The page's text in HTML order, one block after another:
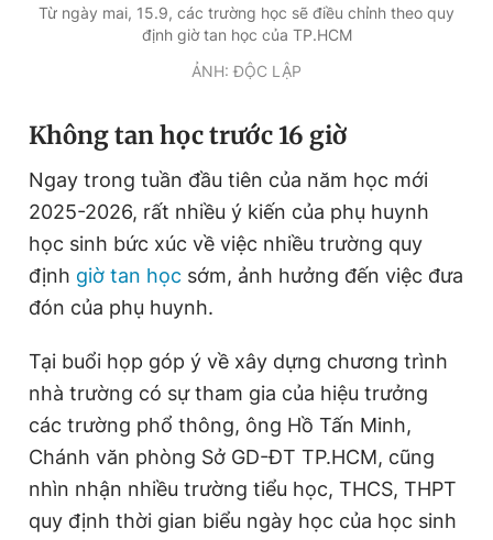
Theo dõi báo trên
Liên hệ quảng cáo
Tổng biên tập: Nguyễn Ngọc Toàn
Phó tổng biên tập thường trực: Hải Thành
Phó tổng biên tập: Lâm Hiếu Dũng
Phó tổng biên tập: Trần Việt Hưng
Tổng thư ký tòa soạn: Đức Trung
Giấy phép xuất bản số 110/GP - BTTTT cấp ngày 24.3.2020
chép dưới mọi hình thức nếu không có sự chấp thuận bằng văn
bản. Phát triển bởi ePi Technologies, JSC.
Từ ngày mai, 15.9, các trường học sẽ điều chỉnh theo quy
định giờ tan học của TP.HCM
ẢNH: ĐỘC LẬP
Không tan học trước 16 giờ
Ngay trong tuần đầu tiên của năm học mới
2025-2026, rất nhiều ý kiến của phụ huynh
học sinh bức xúc về việc nhiều trường quy
định giờ tan học sớm, ảnh hưởng đến việc đưa
đón của phụ huynh.
Tại buổi họp góp ý về xây dựng chương trình
nhà trường có sự tham gia của hiệu trưởng
các trường phổ thông, ông Hồ Tấn Minh,
Chánh văn phòng Sở GD-ĐT TP.HCM, cũng
nhìn nhận nhiều trường tiểu học, THCS, THPT
quy định thời gian biểu ngày học của học sinh